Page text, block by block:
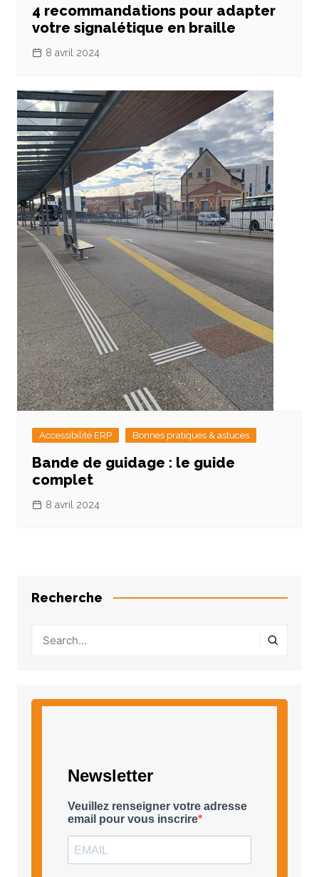
4 recommandations pour adapter
votre signalétique en braille
8 avril 2024
Accessibilité ERP Bonnes pratiques & astuces
Bande de guidage : le guide
complet
8 avril 2024
Recherche